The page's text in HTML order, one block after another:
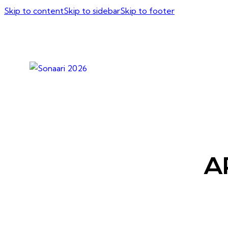
Skip to contentSkip to sidebarSkip to footer